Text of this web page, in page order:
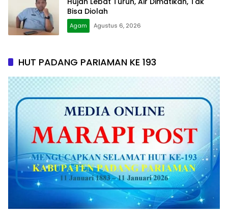
Bisa Diolah
Agam Agustus 6, 2026
HUT PADANG PARIAMAN KE 193